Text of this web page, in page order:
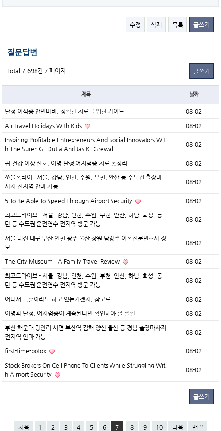
수정 삭제 목록 글쓰기
질문답변
Total 7,698건 7 페이지 글쓰기
제목 날짜
난청·이석증·안면마비, 정확한 치료를 위한 가이드 08-02
Air Travel Holidays With Kids 08-02
Inspiring Profitable Entrepreneurs And Social Innovators Wit
h The Suren G. Dutia And Jas K. Grewal
08-02
귀 건강 이상 신호, 이명·난청·어지럼증 치료 총정리 08-02
쏘울홈타이 - 서울, 강남, 인천, 수원, 부천, 안산 등 수도권 출장마
사지 전지역 안마 가능
08-02
5 To Be Able To Speed Through Airport Security 08-02
최고드라이브 - 서울, 강남, 인천, 수원, 부천, 안산, 하남, 화성, 동
탄 등 수도권 운전연수 전지역 방문 가능
08-02
서울 대전 대구 부산 인천 광주 울산 창원 남양주 이혼전문변호사 정
보
08-02
The City Museum - A Family Travel Review 08-02
최고드라이브 - 서울, 강남, 인천, 수원, 부천, 안산, 하남, 화성, 동
탄 등 수도권 운전연수 전지역 방문 가능
08-02
어디서 특훈이라도 하고 있는거겠지. 참고로 08-02
이명과 난청, 어지럼증이 계속된다면 확인해야 할 질환 08-02
부산 해운대 광안리 서면 부산역 김해 양산 울산 등 경남 출장마사지
전지역 안마 가능
08-02
first-time-botox 08-02
Stock Brokers On Cell Phone To Clients While Struggling Wit
h Airport Security
08-02
글쓰기
처음 1 2 3 4 5 6 7 8 9 10 다음 맨끝